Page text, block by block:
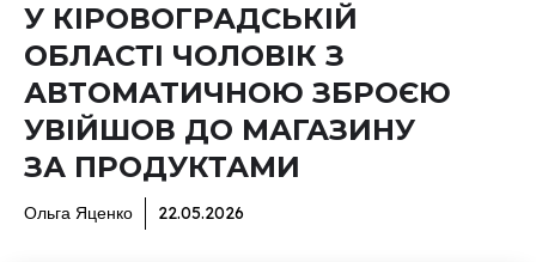
У КІРОВОГРАДСЬКІЙ
ОБЛАСТІ ЧОЛОВІК З
АВТОМАТИЧНОЮ ЗБРОЄЮ
УВІЙШОВ ДО МАГАЗИНУ
ЗА ПРОДУКТАМИ
Ольга Яценко 22.05.2026